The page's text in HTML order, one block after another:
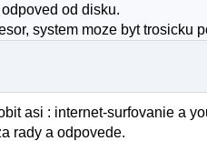
od disku.
system moze byt trosicku
asi : internet-surfovanie a
rady a odpovede.